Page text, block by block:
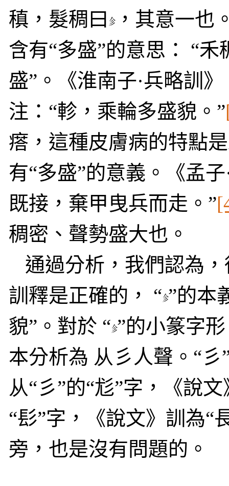
稹，髮稠曰 ，其意一也
含有“多盛”的意思： “禾
盛”。《淮南子·兵略訓
注：“軫，乘輪多盛貌。”
瘩，這種皮膚病的特點
有“多盛”的意義。《孟
既接，棄甲曳兵而走。”
稠密、聲勢盛大也。
通過分析，我們認為，
訓釋是正確的， “ ”的本
貌”。對於 “ ”的小篆字
本分析為 从 彡人聲。“
从“彡”的“尨”字，《說
“髟”字，《說文》訓為“
旁，也是沒有問題的。